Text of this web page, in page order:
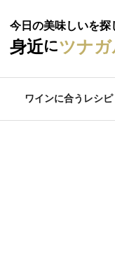
今日の美味しいを探
身近にツナ
ワインに合うレシピ